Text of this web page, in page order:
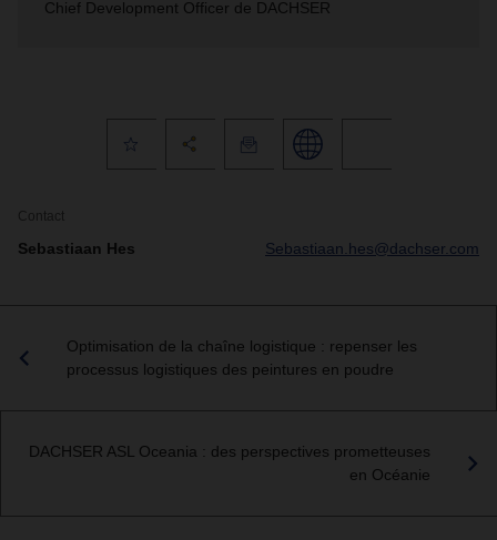
Chief Development Officer de DACHSER
Contact
Sebastiaan Hes Sebastiaan.hes@dachser.com
Optimisation de la chaîne logistique : repenser les
processus logistiques des peintures en poudre
DACHSER ASL Oceania : des perspectives prometteuses
en Océanie